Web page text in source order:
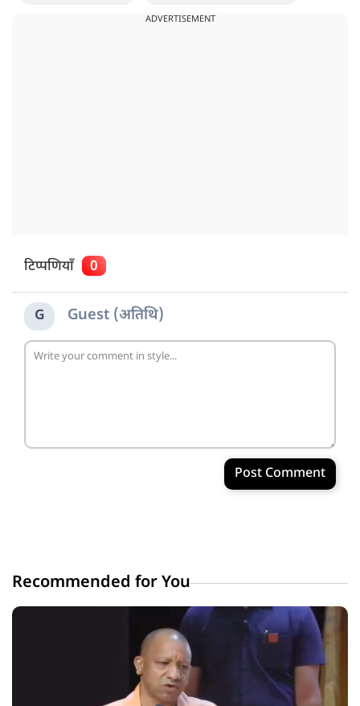
ADVERTISEMENT
टिप्पणियाँ 0
G Guest (अतिथि)
Post Comment
Recommended for You